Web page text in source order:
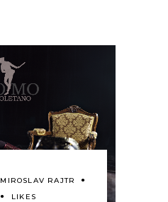
MIROSLAV RAJTR
LIKES